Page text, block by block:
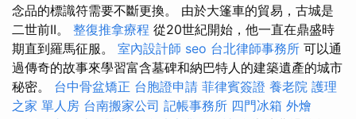
念品的標識符需要不斷更換。 由於大篷車的貿易，​​古城是
二世前II。 整復推拿療程 從20世紀開始，他一直在鼎盛時
期直到羅馬征服。 室內設計師 seo 台北律師事務所 可以通
過傳奇的故事來學習富含墓碑和納巴特人的建築遺產的城市
秘密。 台中骨盆矯正 台胞證申請 菲律賓簽證 養老院 護理
之家 單人房 台南搬家公司 記帳事務所 四門冰箱 外燴